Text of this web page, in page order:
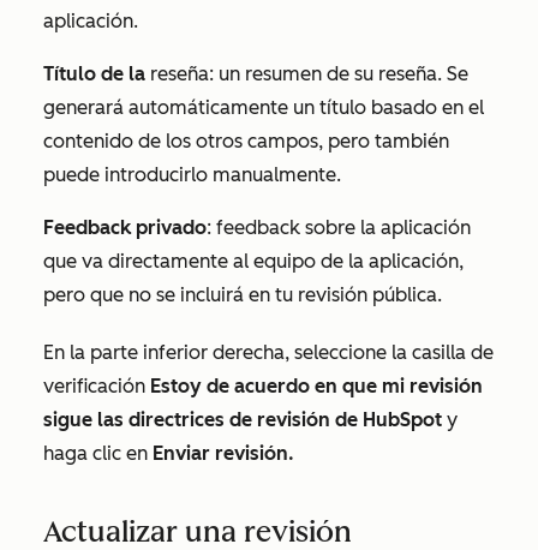
aplicación.
Título de la reseña: un resumen de su reseña. Se
generará automáticamente un título basado en el
contenido de los otros campos, pero también
puede introducirlo manualmente.
Feedback privado: feedback sobre la aplicación
que va directamente al equipo de la aplicación,
pero que no se incluirá en tu revisión pública.
En la parte inferior derecha, seleccione la casilla de
verificación Estoy de acuerdo en que mi revisión
sigue las directrices de revisión de HubSpot y
haga clic en Enviar revisión.
Actualizar una revisión